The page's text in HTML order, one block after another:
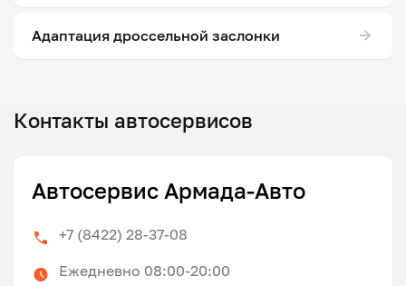
Адаптация дроссельной заслонки
Контакты автосервисов
Автосервис Армада-Авто
+7 (8422) 28-37-08
Ежедневно 08:00-20:00